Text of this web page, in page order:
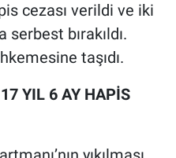
cezası verildi ve iki
serbest bırakıldı.
taşıdı.
YIL 6 AY HAPİS